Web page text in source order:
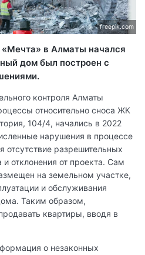
freepik.com
в Алматы начался
дом был построен с
контроля Алматы
относительно сноса ЖК
104/4, начались в 2022
нарушения в процессе
отсутствие разрешительных
отклонения от проекта. Сам
на земельном участке,
и обслуживания
Таким образом,
квартиры, вводя в
о незаконных